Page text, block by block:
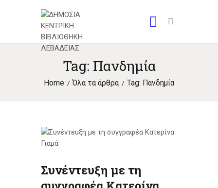
Tag: Πανδημία
Home Όλα τα άρθρα Tag: Πανδημία
Συνέντευξη με τη